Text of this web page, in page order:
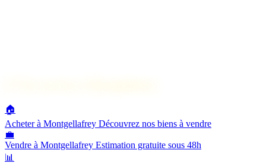
🏠
Acheter à Montgellafrey Découvrez nos biens à vendre
💼
Vendre à Montgellafrey Estimation gratuite sous 48h
📊